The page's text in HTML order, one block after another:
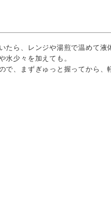
たら、レンジや湯煎で温めて
水少々を加えても。
で、まずぎゅっと握ってから